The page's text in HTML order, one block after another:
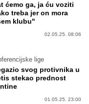
ćemo ga, ja ću voziti
treba jer on mora
klubu"
02.05.25. 08:06
lige
svog protivnika u
stekao prednost
01.05.25. 23:00